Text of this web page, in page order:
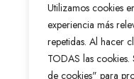
Utilizamos cookies
experiencia más
repetidas. Al hacer
TODAS las
de cookies" para